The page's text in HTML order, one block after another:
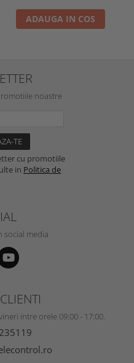
ADAUGA IN COS
noastre
cu promotiile
in Politica de
social media
intre orele 09:00 - 17:00.